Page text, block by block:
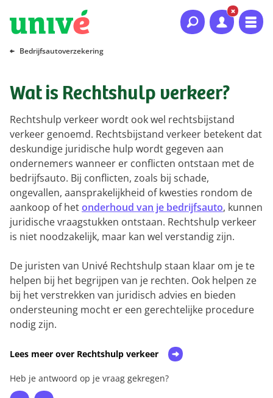
Naar hoofdinhoud
Naar hoofdnavigatie
Naar footer
Bedrijfsautoverzekering
Wat is Rechtshulp verkeer?
Rechtshulp verkeer wordt ook wel rechtsbijstand
verkeer genoemd. Rechtsbijstand verkeer betekent dat
deskundige juridische hulp wordt gegeven aan
ondernemers wanneer er conflicten ontstaan met de
bedrijfsauto. Bij conflicten, zoals bij schade,
ongevallen, aansprakelijkheid of kwesties rondom de
aankoop of hetonderhoud van je bedrijfsauto, kunnen
juridische vraagstukken ontstaan. Rechtshulp verkeer
is niet noodzakelijk, maar kan wel verstandig zijn.
De juristen van Univé Rechtshulp staan klaar om je te
helpen bij het begrijpen van je rechten. Ook helpen ze
bij het verstrekken van juridisch advies en bieden
ondersteuning mocht er een gerechtelijke procedure
nodig zijn.
Lees meer over Rechtshulp verkeer
Heb je antwoord op je vraag gekregen?